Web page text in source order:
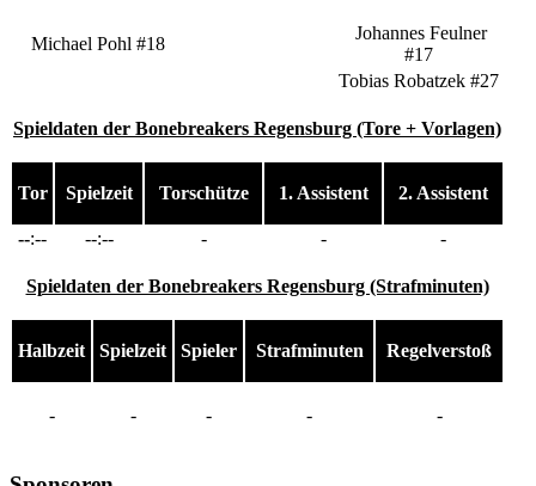
Michael Pohl #18
Johannes Feulner
#17
Tobias Robatzek #27
Spieldaten der Bonebreakers Regensburg (Tore + Vorlagen)
Tor Spielzeit Torschütze 1. Assistent 2. Assistent
--:-- --:-- - - -
Spieldaten der Bonebreakers Regensburg (Strafminuten)
Halbzeit Spielzeit Spieler Strafminuten Regelverstoß
- - - - -